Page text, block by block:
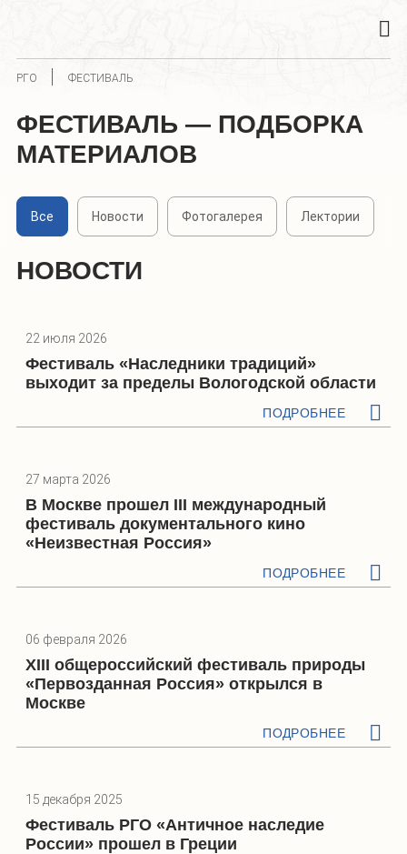
РГО ФЕСТИВАЛЬ
ФЕСТИВАЛЬ — ПОДБОРКА
МАТЕРИАЛОВ
Все Новости Фотогалерея Лектории
НОВОСТИ
22 июля 2026
Фестиваль «Наследники традиций»
выходит за пределы Вологодской области
ПОДРОБНЕЕ
27 марта 2026
В Москве прошел III международный
фестиваль документального кино
«Неизвестная Россия»
ПОДРОБНЕЕ
06 февраля 2026
XIII общероссийский фестиваль природы
«Первозданная Россия» открылся в
Москве
ПОДРОБНЕЕ
15 декабря 2025
Фестиваль РГО «Античное наследие
России» прошел в Греции